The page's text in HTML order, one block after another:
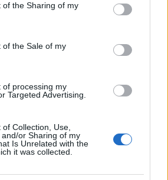
or usage behaviour. You may click to
to Google and its third-party tags to
specified purposes in below Google
of the Sharing of my
of the Sale of my
of processing my
Targeted Advertising.
Collection, Use,
or Sharing of my
Is Unrelated with the
it was collected.
για σήμερα Δευτέρα
Πετριδη
για σήμερα Σάββατο
Πετριδη